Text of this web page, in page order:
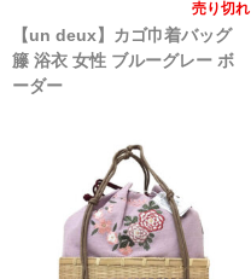
売り切れ
【un deux】カゴ巾着バッグ
籐 浴衣 女性 ブルーグレー ボ
ーダー